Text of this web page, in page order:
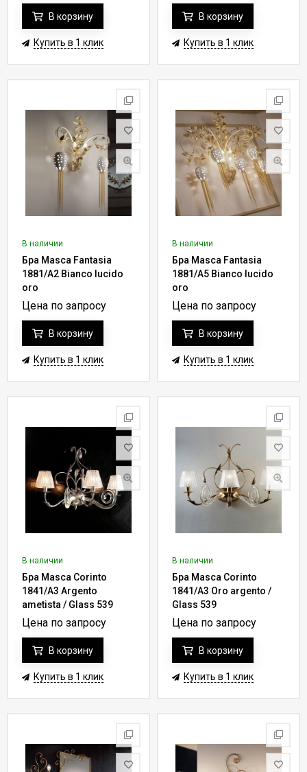
В корзину
Купить в 1 клик
В корзину
Купить в 1 клик
В наличии
Бра Masca Fantasia
1881/A2 Bianco lucido
oro
Цена по запросу
В корзину
Купить в 1 клик
В наличии
Бра Masca Fantasia
1881/A5 Bianco lucido
oro
Цена по запросу
В корзину
Купить в 1 клик
В наличии
Бра Masca Corinto
1841/A3 Argento
ametista / Glass 539
Цена по запросу
В корзину
Купить в 1 клик
В наличии
Бра Masca Corinto
1841/A3 Oro argento /
Glass 539
Цена по запросу
В корзину
Купить в 1 клик